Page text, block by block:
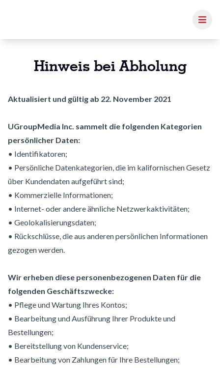
Hinweis bei Abholung
Aktualisiert und gültig ab 22. November 2021
UGroupMedia Inc. sammelt die folgenden Kategorien
persönlicher Daten:
• Identifikatoren;
• Persönliche Datenkategorien, die im kalifornischen Gesetz
über Kundendaten aufgeführt sind;
• Kommerzielle Informationen;
• Internet- oder andere ähnliche Netzwerkaktivitäten;
• Geolokalisierungsdaten;
• Rückschlüsse, die aus anderen persönlichen Informationen
gezogen werden.
Wir erheben diese personenbezogenen Daten für die
folgenden Geschäftszwecke:
• Pflege und Wartung Ihres Kontos;
• Bearbeitung und Ausführung Ihrer Produkte und
Bestellungen;
• Bereitstellung von Kundenservice;
• Bearbeitung von Zahlungen für Ihre Bestellungen;